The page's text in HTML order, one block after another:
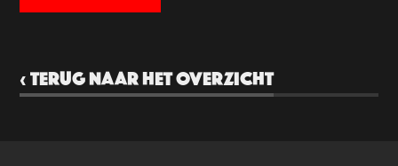
‹ TERUG NAAR HET OVERZICHT